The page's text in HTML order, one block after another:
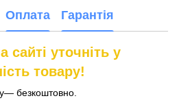
Оплата Гарантія
уточніть у
товару!
безкоштовно.